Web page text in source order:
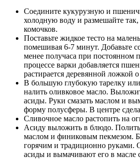
Соедините кукурузную и
холодную воду и размешайте
комочков.
Поставьте жидкое тесто на
помешивая 6-7 минут. Добавьте
менее получаса при постоянном
процессе варки добавляется
растирается деревянной ложкой
В большую глубокую тарелку
налить оливковое масло.
асиды. Руки смазать маслом и
форму полусферы. В центре
Сливочное масло растопить на
Асиду выложить в блюдо.
маслом и финиковым пекмезом.
горячим и традиционно руками.
асиды и вымачивают его в